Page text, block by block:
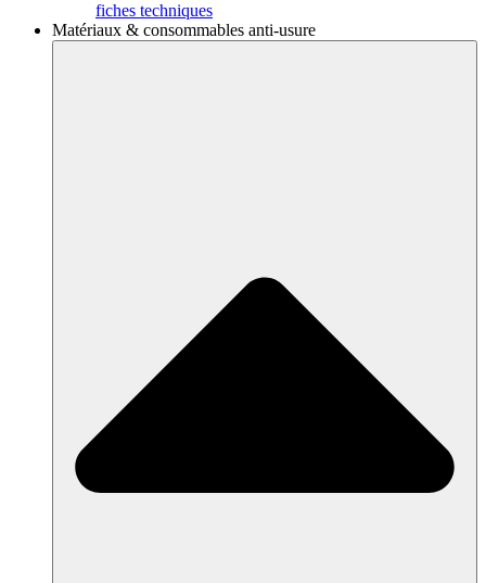
fiches techniques
Matériaux & consommables anti-usure